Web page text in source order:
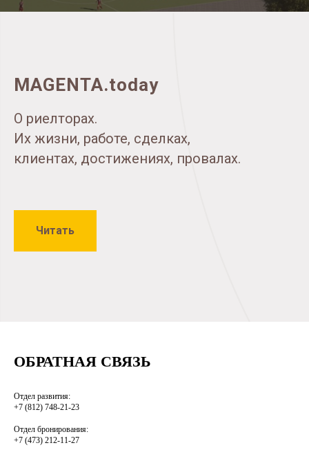
MAGENTA.today
О риелторах.
Их жизни, работе, сделках,
клиентах, достижениях, провалах.
Читать
ОБРАТНАЯ СВЯЗЬ
Отдел развития:
+7 (812) 748-21-23
Отдел бронирования:
+7 (473) 212-11-27